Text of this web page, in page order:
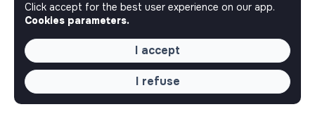
Click accept for the best user experience on our app.
Cookies parameters.
I accept
I refuse